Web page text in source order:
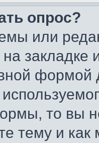
опрос?
или
формой
то вы
тему и